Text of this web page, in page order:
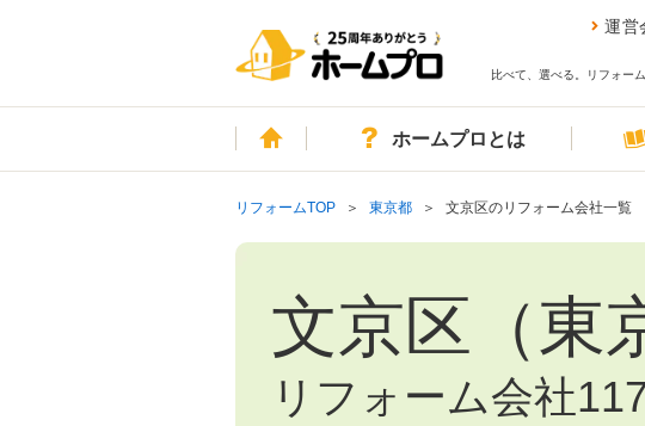
運営
比べて、選べる。リフォー
ホームホームプロとは
リフォームTOP 東京都 文京区のリフォーム会社一覧
文京区（東
リフォーム会社